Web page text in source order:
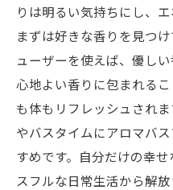
りは明るい気持ちにし、
まずは好きな香りを見つ
ューザーを使えば、優し
心地よい香りに包まれる
も体もリフレッシュされ
やバスタイムにアロマバ
すめです。自分だけの幸
スフルな日常生活から解